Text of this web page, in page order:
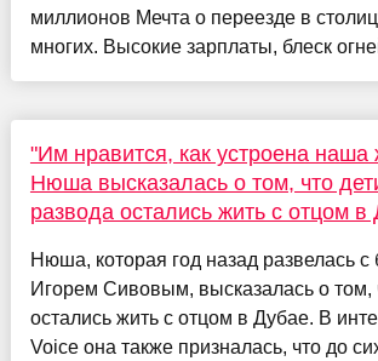
миллионов Мечта о переезде в
многих. Высокие зарплаты, блеск
"Им нравится, как устроена наша
Нюша высказалась о том, что
развода остались жить с отцом в
Нюша, которая год назад развелась
Игорем Сивовым, высказалась о том,
остались жить с отцом в Дубае. В
Voice она также призналась, что до